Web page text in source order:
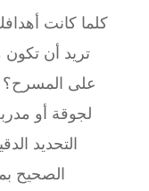
كلما كانت
تريد أن تكون
على
لجوقة أو
التحديد
الصحيح